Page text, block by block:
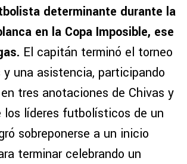
determinante durante la
en la Copa Imposible, ese
El capitán terminó el torneo
y una asistencia, participando
tres anotaciones de Chivas y
los líderes futbolísticos de un
sobreponerse a un inicio
terminar celebrando un